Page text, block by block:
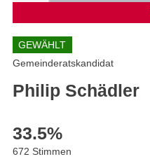
GEWÄHLT
Gemeinderatskandidat
Philip Schädler
33.5%
672 Stimmen